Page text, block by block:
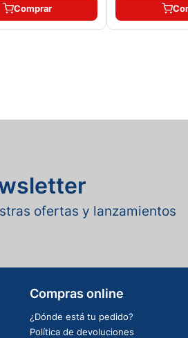
Comprar
ofertas y lanzamientos
Compras online
¿Dónde está tu pedido?
Política de devoluciones